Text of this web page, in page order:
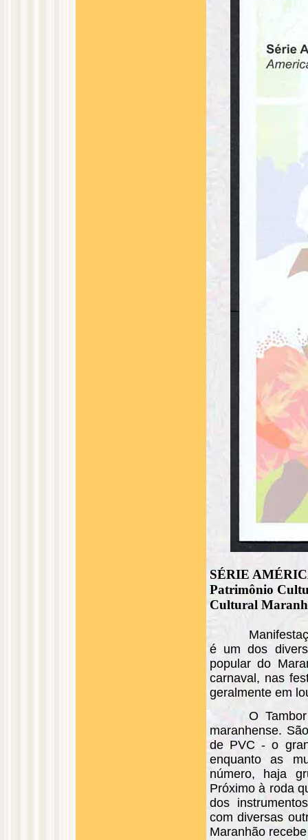
SÉRIE
Patrimônio
Cultural
é um dos
popular do
carnaval, nas
geralmente em
O
maranhense.
de PVC - o
enquanto as
número, haja
Próximo à roda
dos
com diversas
Maranhão